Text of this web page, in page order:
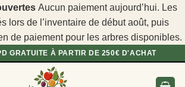
Aucun paiement aujourd’hui. Les
lors de l’inventaire de début août, puis
de paiement pour les arbres disponibles.
GRATUITE À PARTIR DE 250€ D'ACHAT